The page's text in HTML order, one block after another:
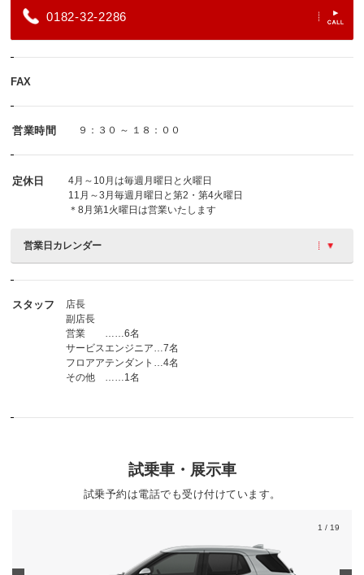
0182-32-2286
FAX
営業時間 ９：３０ ～ １８：００
定休日
4月～10月は毎週月曜日と火曜日
11月～3月毎週月曜日と第2・第4火曜日
＊8月第1火曜日は営業いたします
営業日カレンダー
スタッフ
店長
副店長
営業 ……6名
サービスエンジニア…7名
フロアアテンダント…4名
その他 ……1名
試乗車・展示車
試乗予約は電話でも受け付けています。
1 / 19